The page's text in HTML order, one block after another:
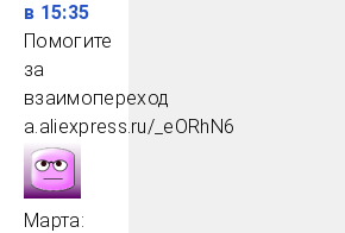
в 15:35
Помогите
за
взаимопереход
a.aliexpress.ru/_eORhN6
Марта: